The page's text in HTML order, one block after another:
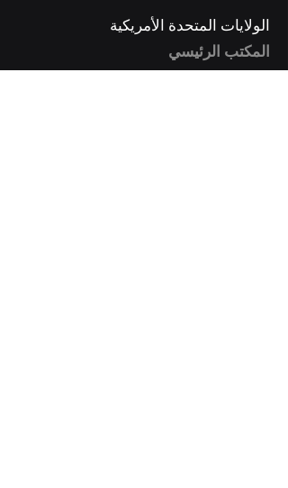
الولايات المتحدة الأمريكية
المكتب الرئيسي